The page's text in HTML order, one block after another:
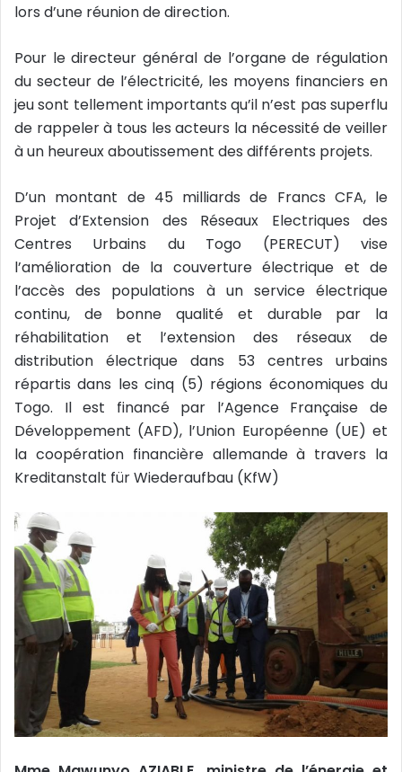
lors d’une réunion de direction.
Pour le directeur général de l’organe de régulation
du secteur de l’électricité, les moyens financiers en
jeu sont tellement importants qu’il n’est pas superflu
de rappeler à tous les acteurs la nécessité de veiller
à un heureux aboutissement des différents projets.
D’un montant de 45 milliards de Francs CFA, le
Projet d’Extension des Réseaux Electriques des
Centres Urbains du Togo (PERECUT) vise
l’amélioration de la couverture électrique et de
l’accès des populations à un service électrique
continu, de bonne qualité et durable par la
réhabilitation et l’extension des réseaux de
distribution électrique dans 53 centres urbains
répartis dans les cinq (5) régions économiques du
Togo. Il est financé par l’Agence Française de
Développement (AFD), l’Union Européenne (UE) et
la coopération financière allemande à travers la
Kreditanstalt für Wiederaufbau (KfW)